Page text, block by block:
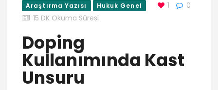
Araştırma Yazısı Hukuk Genel 1
0
15 DK Okuma Süresi
Doping
Kullanımında Kast
Unsuru